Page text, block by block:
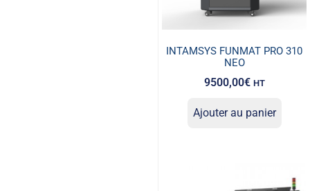
INTAMSYS FUNMAT PRO 310
NEO
9500,00€ HT
Ajouter au panier